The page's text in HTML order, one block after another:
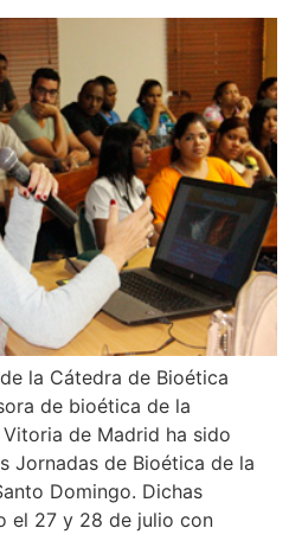
la Cátedra de Bioética
de bioética de la
de Madrid ha sido
Jornadas de Bioética de la
Domingo. Dichas
el 27 y 28 de julio con